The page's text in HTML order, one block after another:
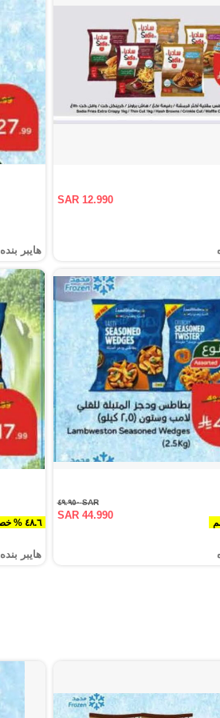
SAR 12.990
هايبر بنده
SAR ٤٩.٩٥٠
SAR 44.990
٤٨.٦ % خصم
هايبر بنده